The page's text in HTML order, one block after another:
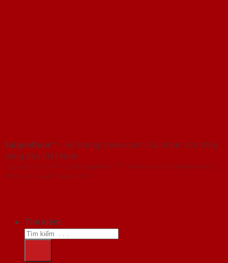
SaigonDoor™ - Hệ thống Showroom cửa nhôm cửa thép
hàng đầu Việt Nam
Copyright ⓒ 2016 – 2026 SaigonDoor™ - www.cuanhomcuathep.com |
Đơn vị chủ quản SaigonDoor
Tìm kiếm: